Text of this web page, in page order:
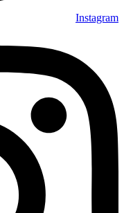
Instagram